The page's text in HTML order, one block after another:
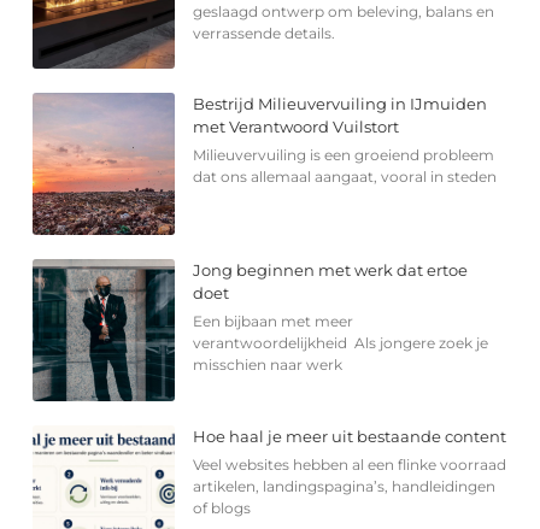
geslaagd ontwerp om beleving, balans en
verrassende details.
Bestrijd Milieuvervuiling in IJmuiden
met Verantwoord Vuilstort
Milieuvervuiling is een groeiend probleem
dat ons allemaal aangaat, vooral in steden
Jong beginnen met werk dat ertoe
doet
Een bijbaan met meer
verantwoordelijkheid Als jongere zoek je
misschien naar werk
Hoe haal je meer uit bestaande content
Veel websites hebben al een flinke voorraad
artikelen, landingspagina’s, handleidingen
of blogs